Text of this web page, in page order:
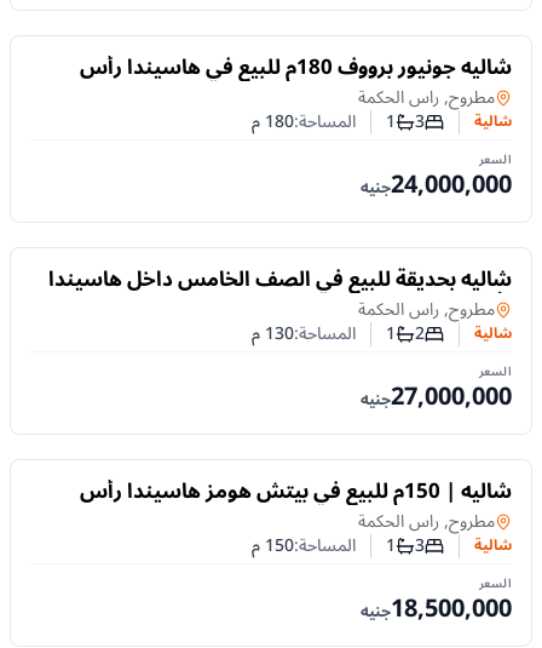
للبيع شاليه جونيور برووف 180م للبيع في هاسيندا رأس
الحكمة | إطلالات مميزة وتقسيط 10 سنوات
شاليةفي
مطروح, راس الحكمة
شالية عدد غرف النوم
3عدد الحمامات
1 المساحة:180م
السعر
24,000,000جنيه
للبيع
شاليه بحديقة للبيع في الصف الخامس داخل هاسيندا
رأس الحكمة – الساحل الشمالي
شاليةفي
مطروح, راس الحكمة
شالية عدد غرف النوم
2عدد الحمامات
1 المساحة:130م
السعر
27,000,000جنيه
للبيع شاليه | 150م للبيع في بيتش هومز هاسيندا رأس
الحكمة | 3 غرف | مقدم 5% وتقسيط 10 سنوات
شاليةفي
مطروح, راس الحكمة
شالية عدد غرف النوم
3عدد الحمامات
1 المساحة:150م
السعر
18,500,000جنيه